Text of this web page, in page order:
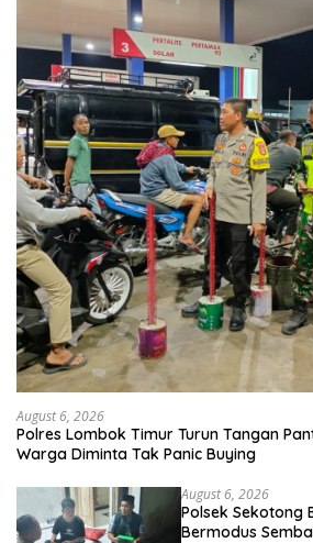
August 6, 2026
Polres Lombok Timur Turun Tangan
Warga Diminta Tak Panic Buying
August 6, 2026
Polsek Sekotong
Bermodus